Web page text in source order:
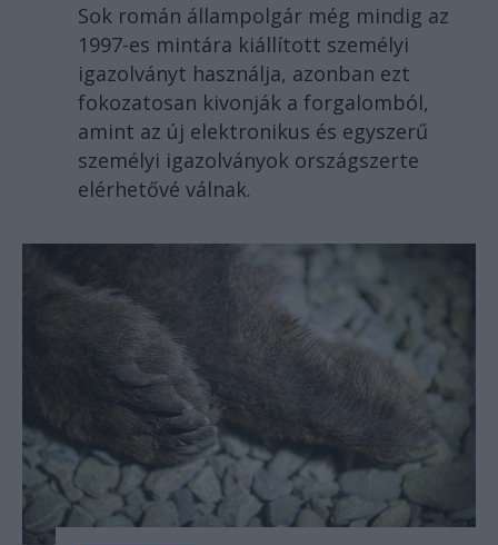
Sok román állampolgár még mindig az
1997-es mintára kiállított személyi
igazolványt használja, azonban ezt
fokozatosan kivonják a forgalomból,
amint az új elektronikus és egyszerű
személyi igazolványok országszerte
elérhetővé válnak.